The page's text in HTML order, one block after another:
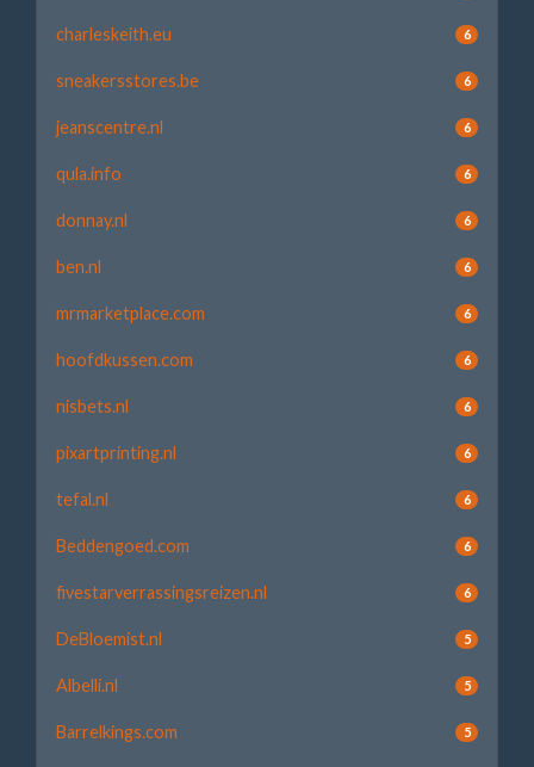
charleskeith.eu 6
sneakersstores.be 6
jeanscentre.nl 6
qula.info 6
donnay.nl 6
ben.nl 6
mrmarketplace.com 6
hoofdkussen.com 6
nisbets.nl 6
pixartprinting.nl 6
tefal.nl 6
Beddengoed.com 6
fivestarverrassingsreizen.nl 6
DeBloemist.nl 5
Albelli.nl 5
Barrelkings.com 5